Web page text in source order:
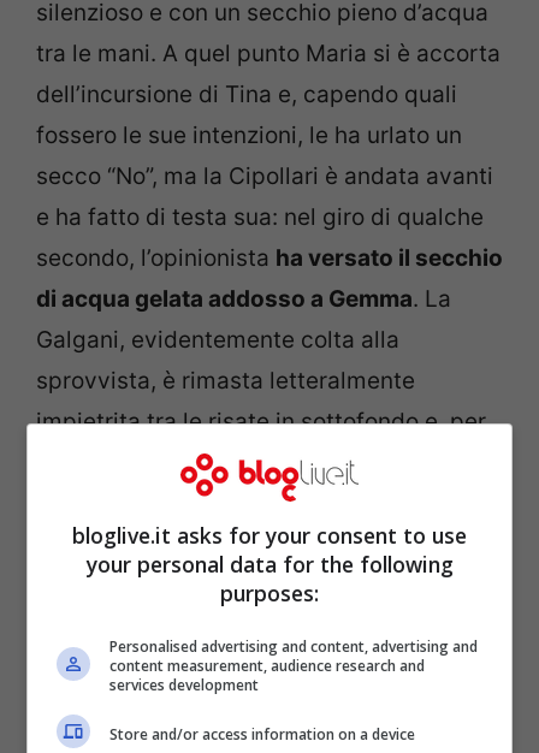
silenzioso e con un secchio pieno d’acqua
tra le mani. A quel punto Maria si è accorta
dell’incursione di Tina e, capendo quali
fossero le sue intenzioni, le ha urlato un
secco “No”, ma la Cipollari è andata avanti
e ha fatto di testa sua: nel giro di qualche
secondo, l’opinionista ha versato il secchio
di acqua gelata addosso a Gemma. La
Galgani, evidentemente colta alla
sprovvista, è rimasta letteralmente
impietrita tra le risate in sottofondo e, per
fortuna, anche i tanti commenti di chi
invece intendeva mostrarle vicinanza.
bloglive.it asks for your consent to use
your personal data for the following
purposes:
Personalised advertising and content, advertising and
content measurement, audience research and
services development
Store and/or access information on a device